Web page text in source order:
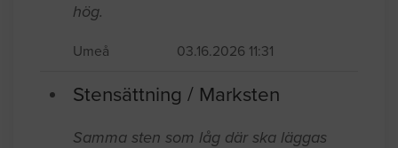
hög.
Umeå 03.16.2026 11:31
Stensättning / Marksten
Samma sten som låg där ska läggas